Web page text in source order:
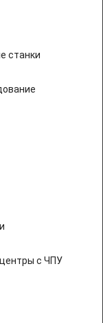
станки
с ЧПУ